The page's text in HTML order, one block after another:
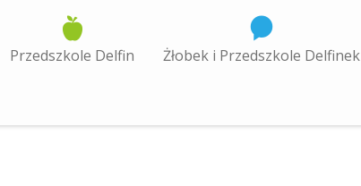
Przedszkole Delfin Żłobek i Przedszkole Delfinek